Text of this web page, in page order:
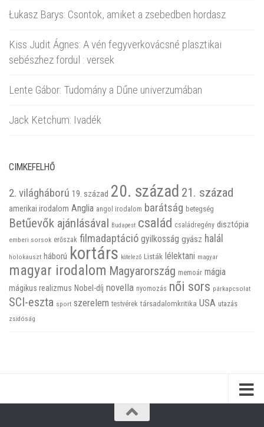
Łukasz Barys: Csontok, amiket a zsebedben hordasz
Kiss Judit Ágnes: A vén fegyverkovácsné plasztikai
sebészhez fordul : versek
Lente Gábor: Tudomány a Dűne univerzumában
Jack Ketchum: Ivadék
CIMKEFELHŐ
2. világháború 19. század 20. század 21. század
amerikai irodalom Anglia angol irodalom barátság betegség
Betűevők ajánlásával Budapest család családregény disztópia
emberi sorsok erőszak filmadaptáció gyilkosság gyász halál
holokauszt háború kortárs kötelező Listák lélektani magyar
magyar irodalom Magyarország memoár mágia
mágikus realizmus Nobel-díj novella nyomozás női sors párkapcsolat
SCI-eszta sport szerelem testvérek társadalomkritika USA utazás
zsidóság